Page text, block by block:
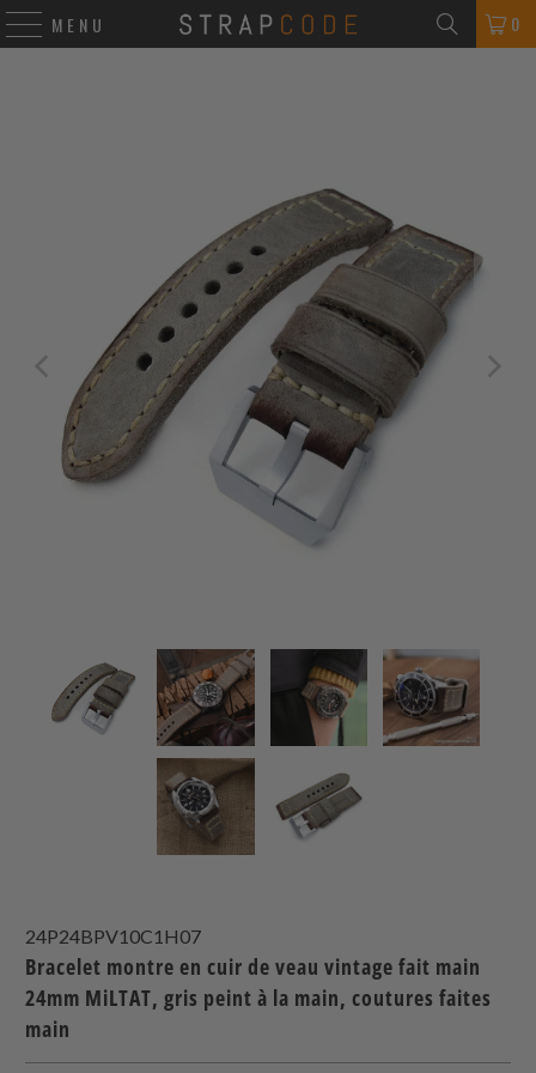
MENU 0
24P24BPV10C1H07
Bracelet montre en cuir de veau vintage fait main
24mm MiLTAT, gris peint à la main, coutures faites
main